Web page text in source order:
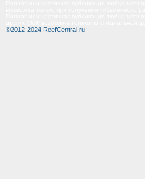
©2012-2024 ReefCentral.ru